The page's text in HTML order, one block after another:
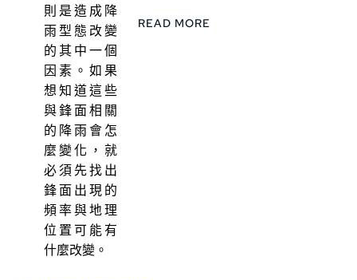
則是造成降
雨型態改變
的其中一個
因素。如果
想知道這些
與鋒面相關
的降雨會怎
麼變化，就
必須先找出
鋒面出現的
頻率與地理
位置可能有
什麼改變。
READ MORE